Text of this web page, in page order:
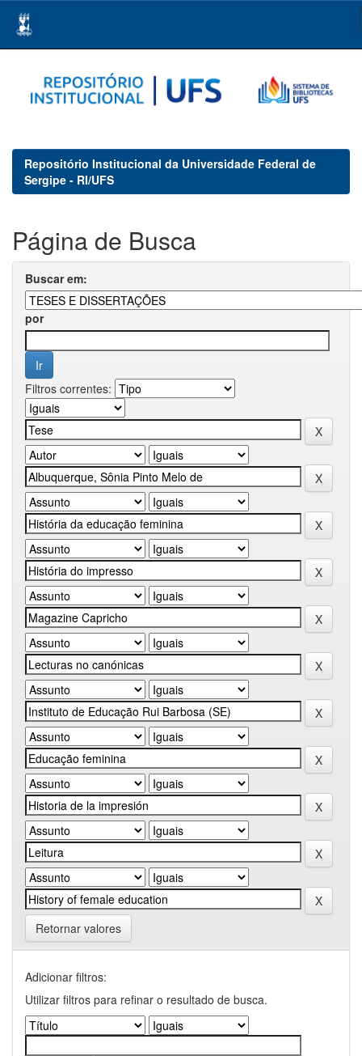
navigation
Repositório Institucional da Universidade Federal de
Sergipe - RI/UFS
Página de Busca
Buscar em:
por
Filtros correntes:
Retornar valores
Adicionar filtros:
Utilizar filtros para refinar o resultado de busca.